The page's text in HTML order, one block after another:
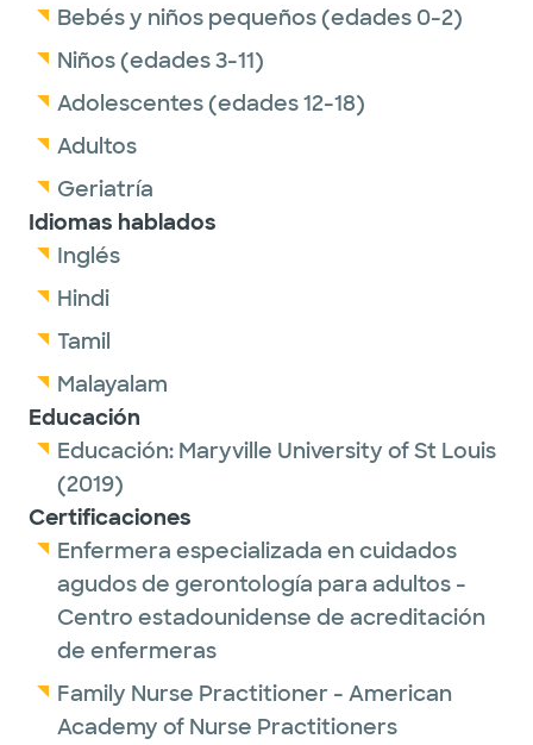
Bebés y niños pequeños (edades 0-2)
Niños (edades 3-11)
Adolescentes (edades 12-18)
Adultos
Geriatría
Idiomas hablados
Inglés
Hindi
Tamil
Malayalam
Educación
Educación: Maryville University of St Louis
(2019)
Certificaciones
Enfermera especializada en cuidados
agudos de gerontología para adultos -
Centro estadounidense de acreditación
de enfermeras
Family Nurse Practitioner - American
Academy of Nurse Practitioners